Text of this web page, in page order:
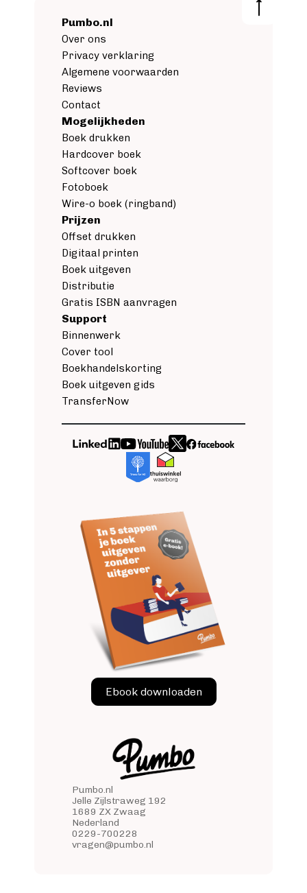
Pumbo.nl
Jelle Zijlstraweg 192
1689 ZX Zwaag
Nederland
0229-700228
vragen@pumbo.nl
Pumbo.nl
Over ons
Privacy verklaring
Algemene voorwaarden
Reviews
Contact
Mogelijkheden
Boek drukken
Hardcover boek
Softcover boek
Fotoboek
Wire-o boek (ringband)
Prijzen
Offset drukken
Digitaal printen
Boek uitgeven
Distributie
Gratis ISBN aanvragen
Support
Binnenwerk
Cover tool
Boekhandelskorting
Boek uitgeven gids
TransferNow
Image Image ImageImage
ImageImage
Ebook downloaden